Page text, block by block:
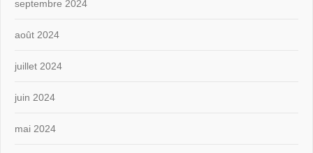
septembre 2024
août 2024
juillet 2024
juin 2024
mai 2024